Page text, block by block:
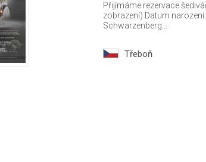
Přijímáme rezervace
zobrazení) Datum
Schwarzenberg...
Třeboň